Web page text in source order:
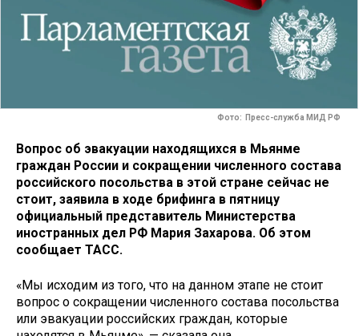
Фото: Пресс-служба МИД РФ
Вопрос об эвакуации находящихся в Мьянме
граждан России и сокращении численного состава
российского посольства в этой стране сейчас не
стоит, заявила в ходе брифинга в пятницу
официальный представитель Министерства
иностранных дел РФ Мария Захарова. Об этом
сообщает ТАСС.
«Мы исходим из того, что на данном этапе не стоит
вопрос о сокращении численного состава посольства
или эвакуации российских граждан, которые